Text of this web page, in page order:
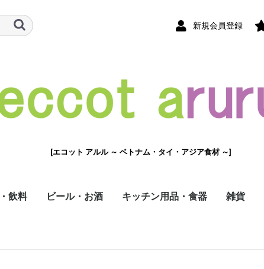
新規会員登録
[エコット アルル ～ ベトナム・タイ・アジア食材 ～]
飲料 ビール・お酒 キッチン用品・食器 雑貨